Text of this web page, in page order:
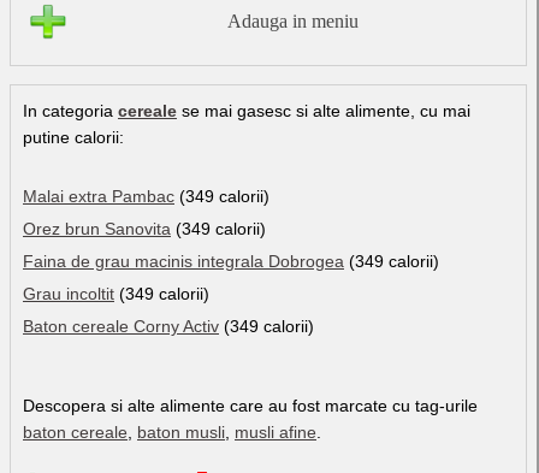
Adauga in meniu
In categoria cereale se mai gasesc si alte alimente, cu mai
putine calorii:
Malai extra Pambac (349 calorii)
Orez brun Sanovita (349 calorii)
Faina de grau macinis integrala Dobrogea (349 calorii)
Grau incoltit (349 calorii)
Baton cereale Corny Activ (349 calorii)
Descopera si alte alimente care au fost marcate cu tag-urile
baton cereale
baton musli musli afine